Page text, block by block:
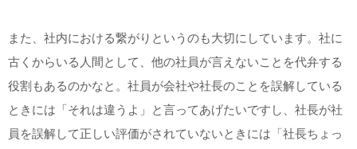
また、社内における繋がりというのも大切にしています。社に
古くからいる人間として、他の社員が言えないことを代弁する
役割もあるのかなと。社員が会社や社長のことを誤解している
ときには「それは違うよ」と言ってあげたいですし、社長が社
員を誤解して正しい評価がされていないときには「社長ちょっ